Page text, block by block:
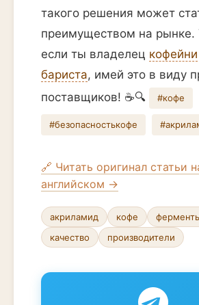
такого решения может
преимуществом на рынке.
если ты владелец кофейни
бариста, имей это в виду
поставщиков! ☕️🔍
#кофе
#безопасностькофе
🔗 Читать оригинал статьи
английском →
акриламид кофе
качество
производители